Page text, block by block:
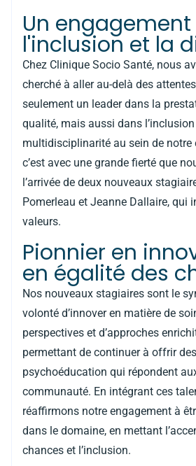
Un
l'inclusion et la
Chez Clinique Socio Santé, nous
cherché à aller au-delà des
seulement un leader dans la
qualité, mais aussi dans
multidisciplinarité au sein de notre
c’est avec une grande fierté que
l’arrivée de deux nouveaux
Pomerleau et Jeanne Dallaire, qui
valeurs.
Pionnier en
en égalité des
Nos nouveaux stagiaires sont le
volonté d’innover en matière de
perspectives et d’approches
permettant de continuer à offrir
psychoéducation qui répondent
communauté. En intégrant ces
réaffirmons notre engagement à
dans le domaine, en mettant
chances et l’inclusion.